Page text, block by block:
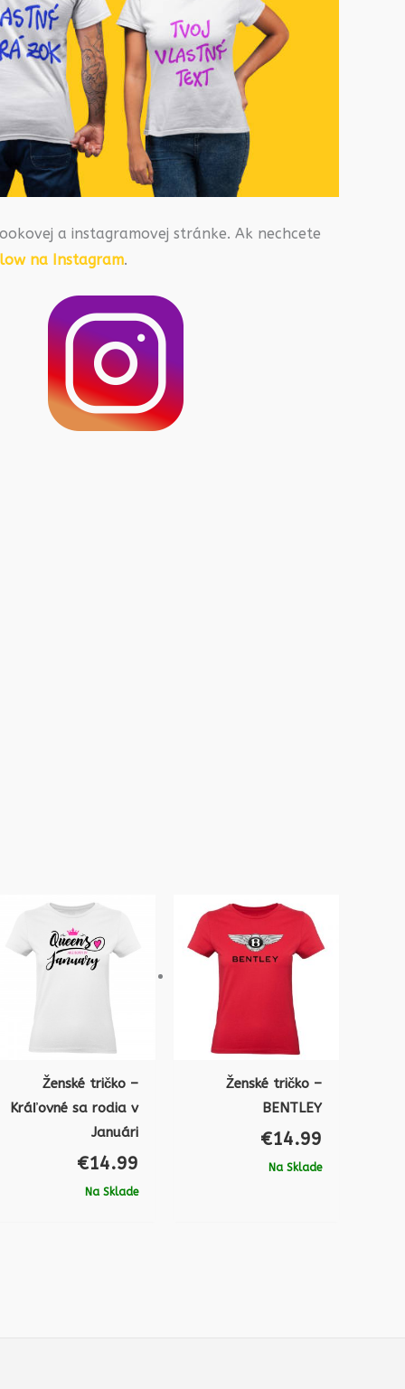
a instagramovej stránke. Ak nechcete
na Instagram.
Ženské tričko –
Kráľovné sa rodia v
Januári
€14.99
Na Sklade
Ženské tričko –
BENTLEY
€14.99
Na Sklade